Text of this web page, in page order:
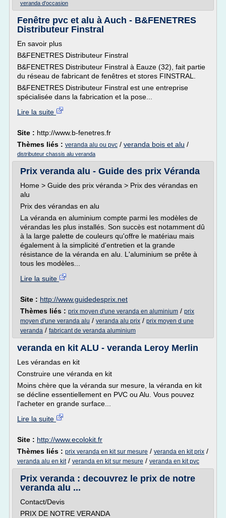
veranda d'occasion
Fenêtre pvc et alu à Auch - B&FENETRES
Distributeur Finstral
En savoir plus
B&FENETRES Distributeur Finstral
B&FENETRES Distributeur Finstral à Eauze (32), fait partie
du réseau de fabricant de fenêtres et stores FINSTRAL.
B&FENETRES Distributeur Finstral est une entreprise
spécialisée dans la fabrication et la pose...
Lire la suite
Site : http://www.b-fenetres.fr
Thèmes liés : veranda alu ou pvc / veranda bois et alu /
distributeur chassis alu veranda
Prix veranda alu - Guide des prix Véranda
Home > Guide des prix véranda > Prix des vérandas en
alu
Prix des vérandas en alu
La véranda en aluminium compte parmi les modèles de
vérandas les plus installés. Son succès est notamment dû
à la large palette de couleurs qu'offre le matériau mais
également à la simplicité d'entretien et la grande
résistance de la véranda en alu. L'aluminium se prête à
tous les modèles...
Lire la suite
Site : http://www.guidedesprix.net
Thèmes liés : prix moyen d'une veranda en aluminium / prix
moyen d'une veranda alu / veranda alu prix / prix moyen d une
veranda / fabricant de veranda aluminium
veranda en kit ALU - veranda Leroy Merlin
Les vérandas en kit
Construire une véranda en kit
Moins chère que la véranda sur mesure, la véranda en kit
se décline essentiellement en PVC ou Alu. Vous pouvez
l'acheter en grande surface...
Lire la suite
Site : http://www.ecolokit.fr
Thèmes liés : prix veranda en kit sur mesure / veranda en kit prix /
veranda alu en kit/ veranda en kit sur mesure / veranda en kit pvc
Prix veranda : decouvrez le prix de notre
veranda alu ...
Contact/Devis
PRIX DE NOTRE VERANDA